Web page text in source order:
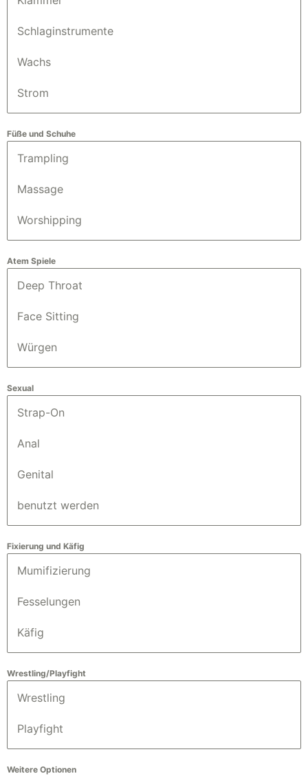
Schlaginstrumente
Wachs
Strom
Füße und Schuhe
Trampling
Massage
Worshipping
Atem Spiele
Deep Throat
Face Sitting
Würgen
Sexual
Strap-On
Anal
Genital
benutzt werden
Fixierung und Käfig
Mumifizierung
Fesselungen
Käfig
Wrestling/Playfight
Wrestling
Playfight
Weitere Optionen